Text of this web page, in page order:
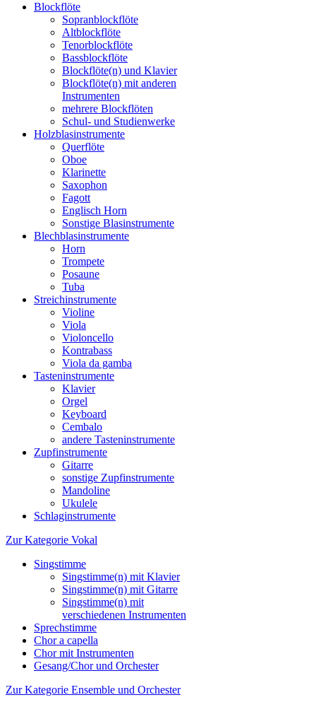
Blockflöte
Sopranblockflöte
Altblockflöte
Tenorblockflöte
Bassblockflöte
Blockflöte(n) und Klavier
Blockflöte(n) mit anderen
Instrumenten
mehrere Blockflöten
Schul- und Studienwerke
Holzblasinstrumente
Querflöte
Oboe
Klarinette
Saxophon
Fagott
Englisch Horn
Sonstige Blasinstrumente
Blechblasinstrumente
Horn
Trompete
Posaune
Tuba
Streichinstrumente
Violine
Viola
Violoncello
Kontrabass
Viola da gamba
Tasteninstrumente
Klavier
Orgel
Keyboard
Cembalo
andere Tasteninstrumente
Zupfinstrumente
Gitarre
sonstige Zupfinstrumente
Mandoline
Ukulele
Schlaginstrumente
Zur Kategorie Vokal
Singstimme
Singstimme(n) mit Klavier
Singstimme(n) mit Gitarre
Singstimme(n) mit
verschiedenen Instrumenten
Sprechstimme
Chor a capella
Chor mit Instrumenten
Gesang/Chor und Orchester
Zur Kategorie Ensemble und Orchester